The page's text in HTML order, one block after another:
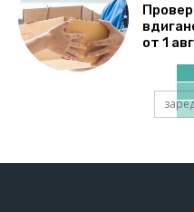
от 1